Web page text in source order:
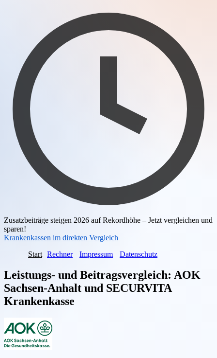
Zusatzbeiträge steigen 2026 auf Rekordhöhe – Jetzt vergleichen und
sparen!
Krankenkassen im direkten Vergleich
Start Rechner Impressum Datenschutz
Leistungs- und Beitragsvergleich: AOK
Sachsen-Anhalt und SECURVITA
Krankenkasse